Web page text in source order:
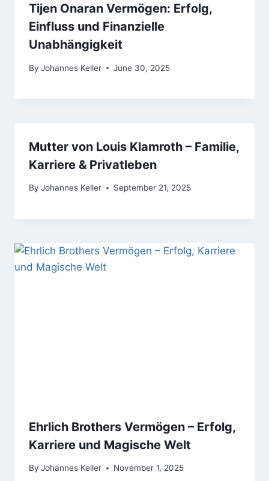
Tijen Onaran Vermögen: Erfolg,
Einfluss und Finanzielle
Unabhängigkeit
By Johannes Keller June 30, 2025
Mutter von Louis Klamroth – Familie,
Karriere & Privatleben
By Johannes Keller September 21, 2025
Ehrlich Brothers Vermögen – Erfolg,
Karriere und Magische Welt
By Johannes Keller November 1, 2025